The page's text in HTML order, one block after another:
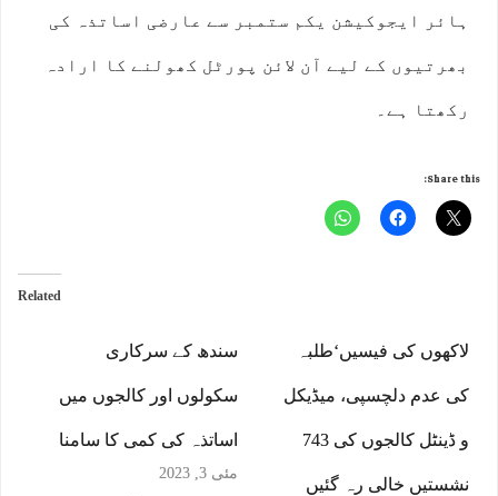
ہائر ایجوکیشن یکم ستمبر سے عارضی اساتذہ کی
بھرتیوں کے لیے آن لائن پورٹل کھولنے کا ارادہ
رکھتا ہے۔
Share this:
Related
سندھ کے سرکاری
سکولوں اور کالجوں میں
اساتذہ کی کمی کا سامنا
مئی 3, 2023
لاکھوں کی فیسیں‘طلبہ
کی عدم دلچسپی، میڈیکل
و ڈینٹل کالجوں کی 743
نشستیں خالی رہ گئیں